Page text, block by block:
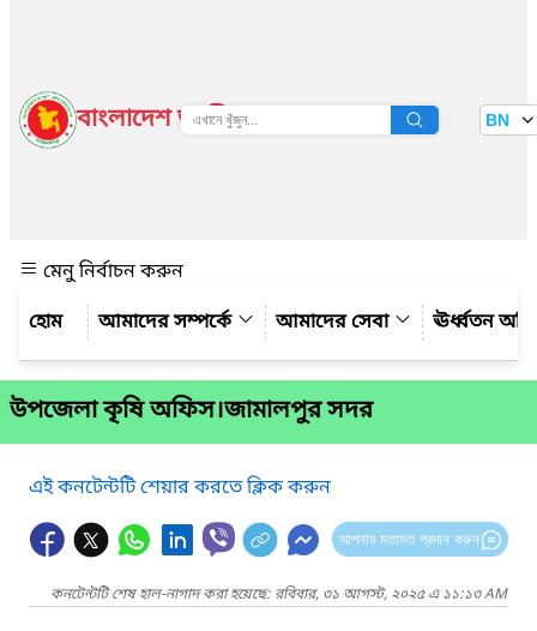
বাংলাদেশ জাতীয় তথ্য বাতায়ন BN
মেনু নির্বাচন করুন
আমাদের সম্পর্কে
আমাদের সেবা ঊর্ধ্বতন
উপজেলা কৃষি অফিস।জামালপুর সদর
এই কনটেন্টটি শেয়ার করতে ক্লিক করুন
আপনার মতামত প্রদান করুন
কনটেন্টটি শেষ হাল-নাগাদ করা হয়েছে: রবিবার, ৩১ আগস্ট, ২০২৫ এ ১১:১৩ AM